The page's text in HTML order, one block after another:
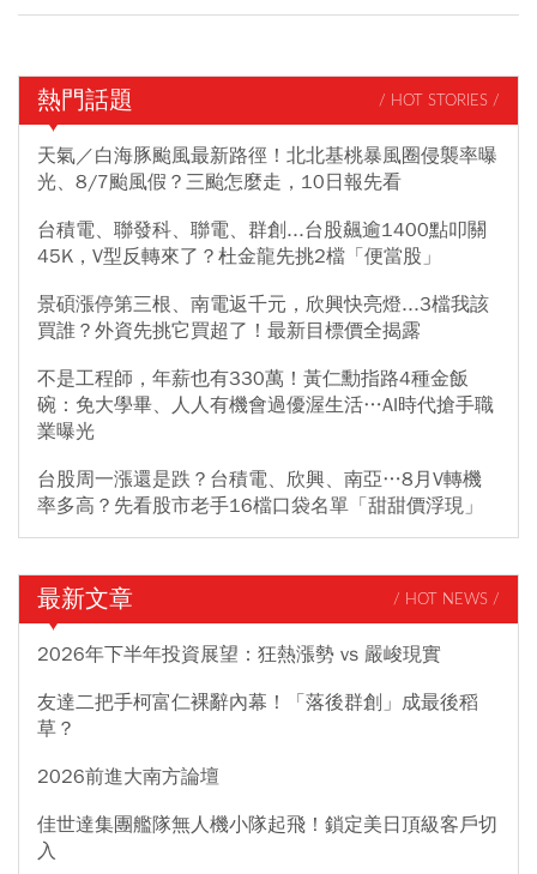
熱門話題 / HOT STORIES /
天氣／白海豚颱風最新路徑！北北基桃暴風圈侵襲率曝
光、8/7颱風假？三颱怎麼走，10日報先看
台積電、聯發科、聯電、群創...台股飆逾1400點叩關
45K，V型反轉來了？杜金龍先挑2檔「便當股」
景碩漲停第三根、南電返千元，欣興快亮燈...3檔我該
買誰？外資先挑它買超了！最新目標價全揭露
不是工程師，年薪也有330萬！黃仁勳指路4種金飯
碗：免大學畢、人人有機會過優渥生活…AI時代搶手職
業曝光
台股周一漲還是跌？台積電、欣興、南亞…8月V轉機
率多高？先看股市老手16檔口袋名單「甜甜價浮現」
最新文章 / HOT NEWS /
2026年下半年投資展望：狂熱漲勢 vs 嚴峻現實
友達二把手柯富仁裸辭內幕！「落後群創」成最後稻
草？
2026前進大南方論壇
佳世達集團艦隊無人機小隊起飛！鎖定美日頂級客戶切
入